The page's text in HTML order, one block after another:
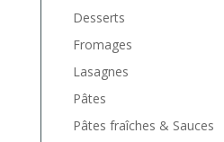
Desserts
Fromages
Lasagnes
Pâtes
Pâtes fraîches & Sauces